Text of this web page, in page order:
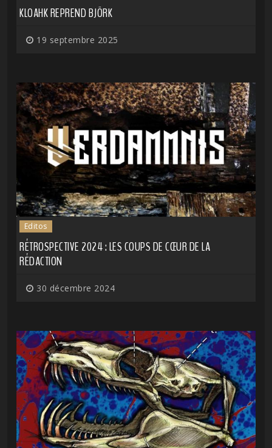
KLOAHK REPREND BJÖRK
19 septembre 2025
Editos
RÉTROSPECTIVE 2024 : LES COUPS DE CŒUR DE LA
RÉDACTION
30 décembre 2024